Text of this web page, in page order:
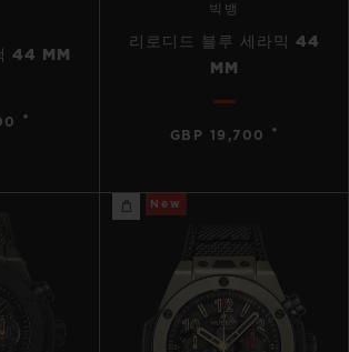
44 MM
•
빅뱅
리로디드 블루 세라믹 44
MM
GBP 19,700 •
New